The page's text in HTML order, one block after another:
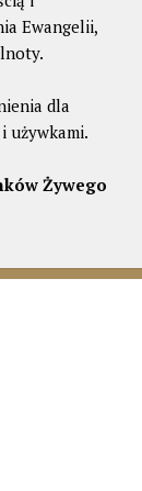
Ewangelii,
dla
używkami.
Żywego